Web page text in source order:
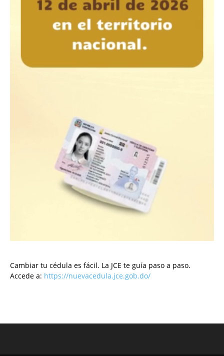
Cambiar tu cédula es fácil. La JCE te guía paso a paso.
Accede a: https://nuevacedula.jce.gob.do/